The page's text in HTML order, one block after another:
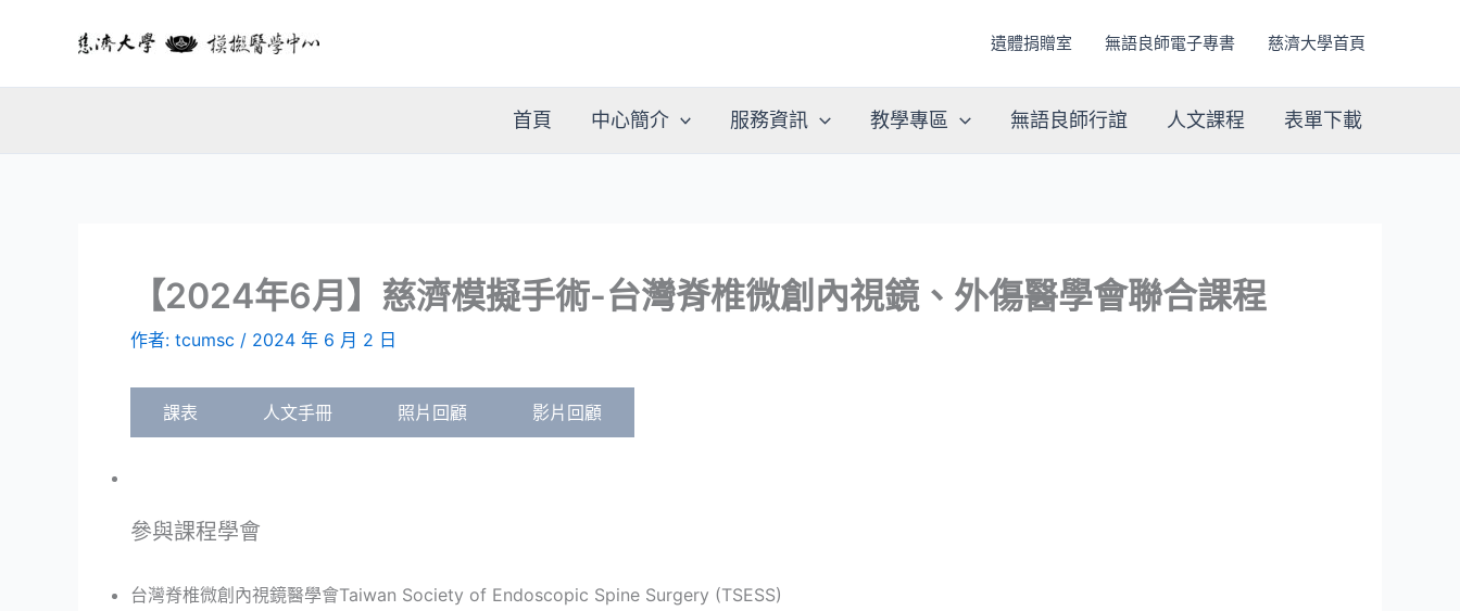
遺體捐贈室 無語良師電子專書 慈濟大學首頁
首頁 中心簡介 服務資訊 教學專區 無語良師行誼 人文課程 表單下載
【2024年6月】慈濟模擬手術-台灣脊椎微創內視鏡、外傷醫學會聯合課程
作者: tcumsc / 2024 年 6 月 2 日
課表 人文手冊 照片回顧 影片回顧
參與課程學會
台灣脊椎微創內視鏡醫學會Taiwan Society of Endoscopic Spine Surgery (TSESS)